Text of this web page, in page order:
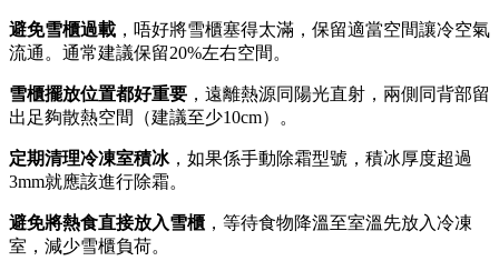
避免雪櫃過載 ，唔好將雪櫃塞得太滿，保留適當空間讓冷空氣
流通。通常建議保留20%左右空間。
雪櫃擺放位置都好重要 ，遠離熱源同陽光直射，兩側同背部留
出足夠散熱空間（建議至少10cm）。
定期清理冷凍室積冰，如果係手動除霜型號，積冰厚度超過
3mm就應該進行除霜。
避免將熱食直接放入雪櫃 ，等待食物降溫至室溫先放入冷凍
室，減少雪櫃負荷。